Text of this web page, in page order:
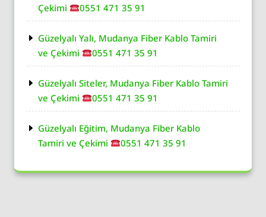
Çekimi
0551 471 35 91
Güzelyalı Yalı, Mudanya Fiber Kablo Tamiri
ve Çekimi
0551 471 35 91
Güzelyalı Siteler, Mudanya Fiber Kablo Tamiri
ve Çekimi
0551 471 35 91
Güzelyalı Eğitim, Mudanya Fiber Kablo
Tamiri ve Çekimi
0551 471 35 91